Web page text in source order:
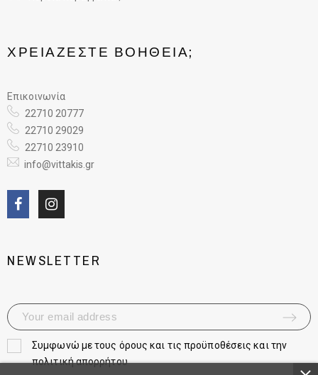
ΧΡΕΙΆΖΕΣΤΕ ΒΟΉΘΕΙΑ;
Επικοινωνία
22710 20777
22710 29029
22710 23910
info@vittakis.gr
NEWSLETTER
Συμφωνώ με τους όρους και τις προϋποθέσεις και την
πολιτική απορρήτου